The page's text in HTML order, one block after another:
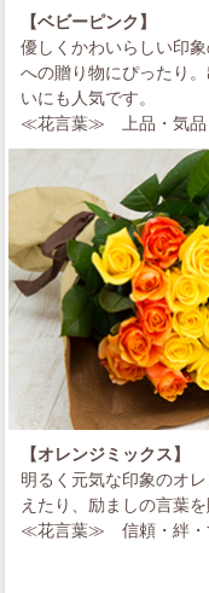
【ベビーピンク】
優しくかわいらしい印
への贈り物にぴったり
いにも人気です。
≪花言葉≫
上品・気
【オレンジミックス】
明るく元気な印象のオ
えたり、励ましの言葉
≪花言葉≫
信頼・絆